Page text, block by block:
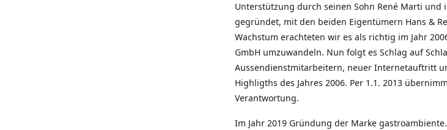
Unterstützung durch seinen Sohn René Marti und
gegründet, mit den beiden Eigentümern Hans &
Wachstum erachteten wir es als richtig im Jahr
GmbH umzuwandeln. Nun folgt es Schlag auf
Aussendienstmitarbeitern, neuer Internetauftritt
Highligths des Jahres 2006. Per 1.1. 2013
Verantwortung.
Im Jahr 2019 Gründung der Marke